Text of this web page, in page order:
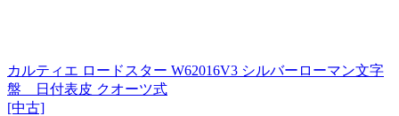
カルティエ ロードスター W62016V3 シルバーローマン文字
盤 日付表皮 クオーツ式
[中古]